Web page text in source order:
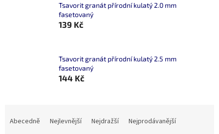
Tsavorit granát přírodní kulatý 2.0 mm
fasetovaný
139 Kč
Tsavorit granát přírodní kulatý 2.5 mm
fasetovaný
144 Kč
Abecedně Nejlevnější Nejdražší Nejprodávanější